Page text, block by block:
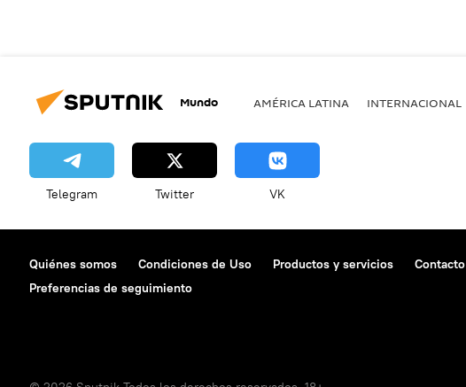
Mundo AMÉRICA LATINA INTERNACIONAL
Telegram Twitter VK
Quiénes somos Condiciones de Uso Productos y servicios Contacto
Preferencias de seguimiento